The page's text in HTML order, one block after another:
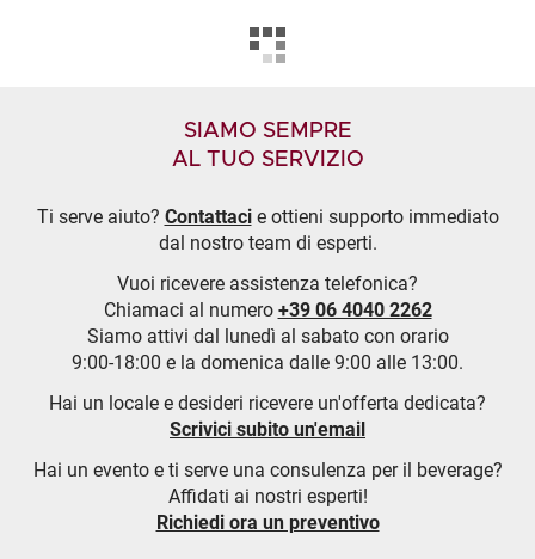
SIAMO SEMPRE
AL TUO SERVIZIO
Ti serve aiuto? Contattacie ottieni supporto immediato
dal nostro team di esperti.
Vuoi ricevere assistenza telefonica?
Chiamaci al numero +39 06 4040 2262
Siamo attivi dal lunedì al sabato con orario
9:00-18:00 e la domenica dalle 9:00 alle 13:00.
Hai un locale e desideri ricevere un'offerta dedicata?
Scrivici subito un'email
Hai un evento e ti serve una consulenza per il beverage?
Affidati ai nostri esperti!
Richiedi ora un preventivo